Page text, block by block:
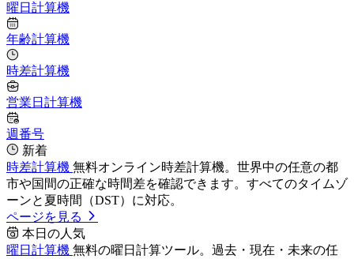
曜日計算機
年齢計算機
時差計算機
営業日計算機
週番号
新着
時差計算機 無料オンライン時差計算機。世界中の任意の都
市や国間の正確な時間差を確認できます。すべてのタイムゾ
ーンと夏時間（DST）に対応。
ページを見る
本日の人気
曜日計算機 無料の曜日計算ツール。過去・現在・未来の任